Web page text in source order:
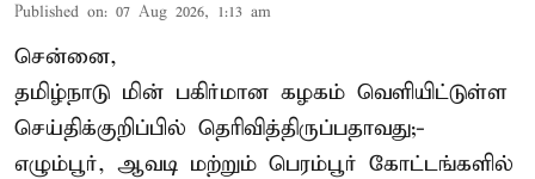
Published on: 07 Aug 2026, 1:13 am
சென்னை,
தமிழ்நாடு மின் பகிர்மான கழகம் வெளியிட்டுள்ள
செய்திக்குறிப்பில் தெரிவித்திருப்பதாவது;-
எழும்பூர், ஆவடி மற்றும் பெரம்பூர் கோட்டங்களில்